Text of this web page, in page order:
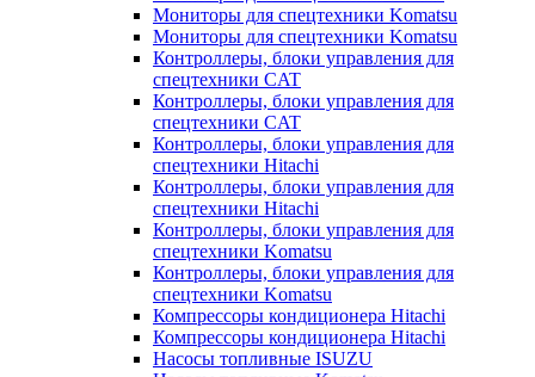
Мониторы для спецтехники Komatsu
Мониторы для спецтехники Komatsu
Контроллеры, блоки управления для
спецтехники CAT
Контроллеры, блоки управления для
спецтехники CAT
Контроллеры, блоки управления для
спецтехники Hitachi
Контроллеры, блоки управления для
спецтехники Hitachi
Контроллеры, блоки управления для
спецтехники Komatsu
Контроллеры, блоки управления для
спецтехники Komatsu
Компрессоры кондиционера Hitachi
Компрессоры кондиционера Hitachi
Насосы топливные ISUZU